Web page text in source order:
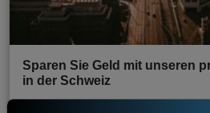
Sparen Sie Geld mit unseren
in der Schweiz